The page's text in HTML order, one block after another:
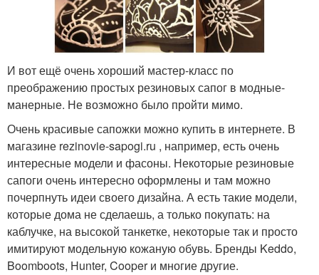
И вот ещё очень хороший мастер-класс по
преображению простых резиновых сапог в модные-
манерные. Не возможно было пройти мимо.
Очень красивые сапожки можно купить в интернете. В
магазине rezinovie-sapogi.ru , например, есть очень
интересные модели и фасоны. Некоторые резиновые
сапоги очень интересно оформлены и там можно
почерпнуть идеи своего дизайна. А есть такие модели,
которые дома не сделаешь, а только покупать: на
каблучке, на высокой танкетке, некоторые так и просто
имитируют модельную кожаную обувь. Бренды Keddo,
Boomboots, Hunter, Cooper и многие другие.